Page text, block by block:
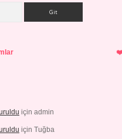
için admin
için Tuğba